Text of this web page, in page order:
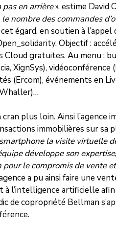
en arrière», estime David
nombre des commandes
égard, en soutien à l’appel
Objectif :
gratuites. Au menu :
XignSys),
(Ercom), événements en
Whaller)…
plus loin. Ainsi l’agence
immobilières sur sa
la visite virtuelle
développe son expertise
le compromis de vente
a pu ainsi faire une
l’intelligence artificielle
de copropriété Bellman